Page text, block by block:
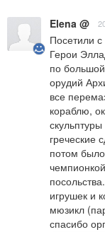
Elena @
Посетили
Герои
по
орудий
все
кораблю,
греческие
потом
игрушек и
мюзикл
спасибо